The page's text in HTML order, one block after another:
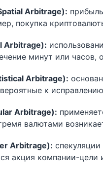
Arbitrage):
покупка
Arbitrage):
минут или часов,
Arbitrage):
к
Arbitrage):
валютами
Arbitrage): спекуляции
акция компании-